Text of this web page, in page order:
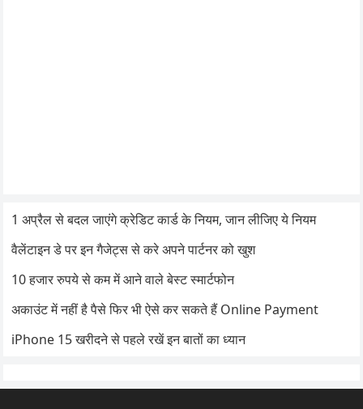
1 अप्रैल से बदल जाएंगे क्रेडिट कार्ड के नियम, जान लीजिए ये नियम
वैलेंटाइन डे पर इन गैजेट्स से करे अपने पार्टनर को खुश
10 हजार रुपये से कम में आने वाले बेस्ट स्मार्टफोन
अकाउंट में नहीं है पैसे फिर भी ऐसे कर सकते हैं Online Payment
iPhone 15 खरीदने से पहले रखें इन बातों का ध्यान